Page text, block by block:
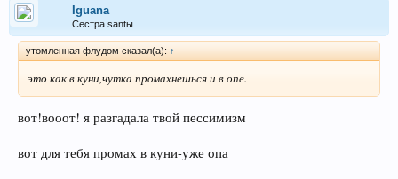
Iguana
Сестра santы.
утомленная флудом сказал(а): ↑
это как в куни,чутка промахнешься и в опе.
вот!вооот! я разгадала твой пессимизм
вот для тебя промах в куни-уже опа